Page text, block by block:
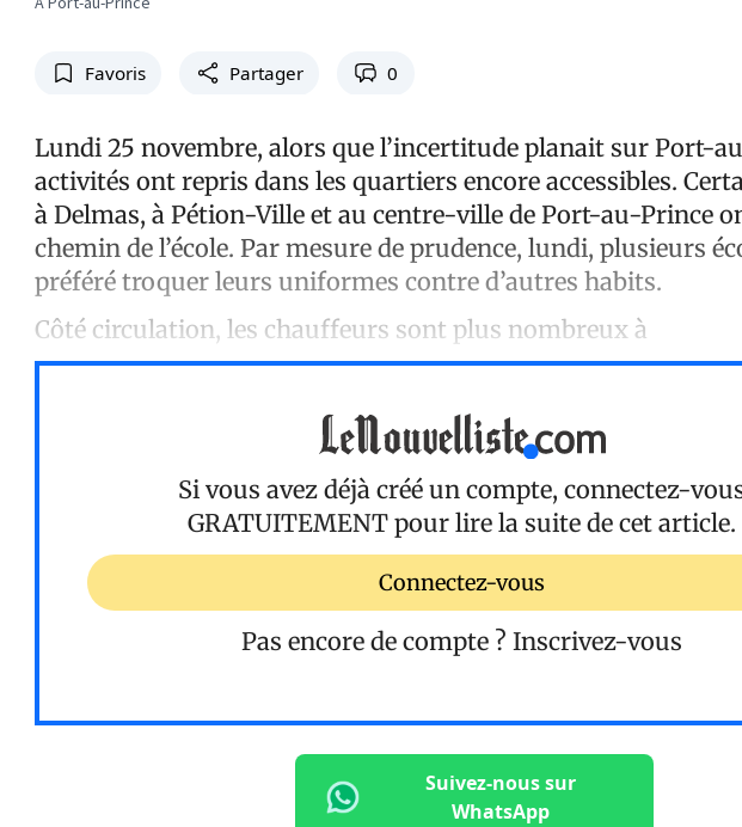
Favoris Partager 0
Lundi 25 novembre, alors que l’incertitude planait sur Port-
activités ont repris dans les quartiers encore accessibles.
à Delmas, à Pétion-Ville et au centre-ville de Port-au-Prince
chemin de l’école. Par mesure de prudence, lundi, plusieurs
préféré troquer leurs uniformes contre d’autres habits.
Côté circulation, les chauffeurs sont plus nombreux à
Si vous avez déjà créé un compte, connectez-
GRATUITEMENT pour lire la suite de cet article.
Connectez-vous
Pas encore de compte ? Inscrivez-vous
Suivez-nous sur
WhatsApp